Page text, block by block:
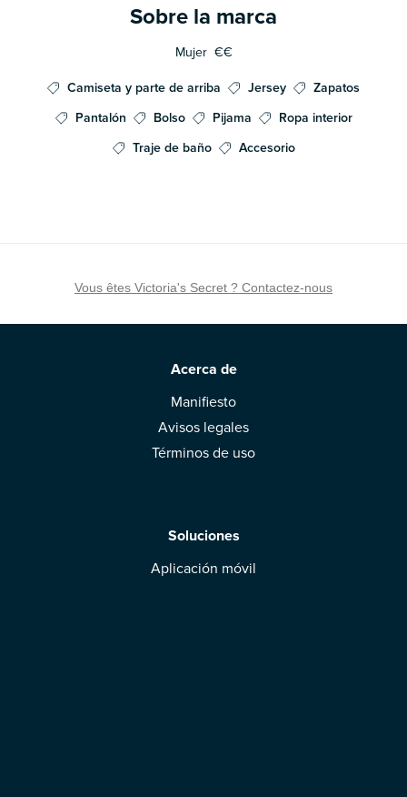
Sobre la marca
Mujer €€
Camiseta y parte de arriba Jersey
Zapatos
Pantalón
Bolso Pijama
Ropa interior
Traje de baño
Accesorio
Vous êtes Victoria's Secret ? Contactez-nous
Acerca de
Manifiesto
Avisos legales
Términos de uso
Soluciones
Aplicación móvil